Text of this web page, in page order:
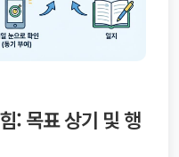
: 목표 상기 및 행